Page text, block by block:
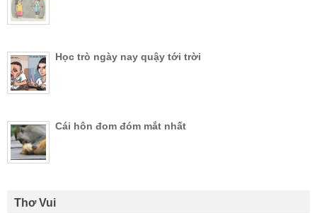
Học trò ngày nay quậy tới trời
Cái hôn đom đóm mắt nhất
Thơ Vui